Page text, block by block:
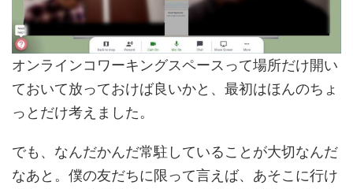
オンラインコワーキングスペースって場所だけ開い
ておいて放っておけば良いかと、最初はほんのちょ
っとだけ考えました。
でも、なんだかんだ常駐していることが大切なんだ
なあと。僕の友だちに限って言えば、あそこに行け